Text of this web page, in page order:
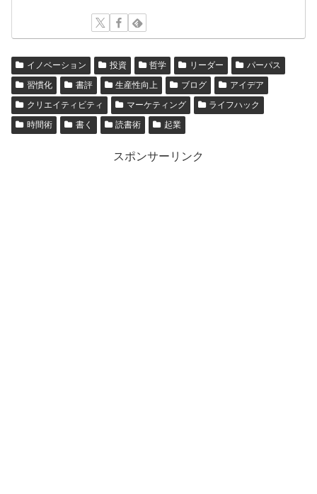
イノベーション 投資 哲学 リーダー
パーパス
習慣化
書評 生産性向上 ブログ
アイデア
クリエイティビティ
マーケティング
ライフハック
時間術
書く 読書術 起業
スポンサーリンク